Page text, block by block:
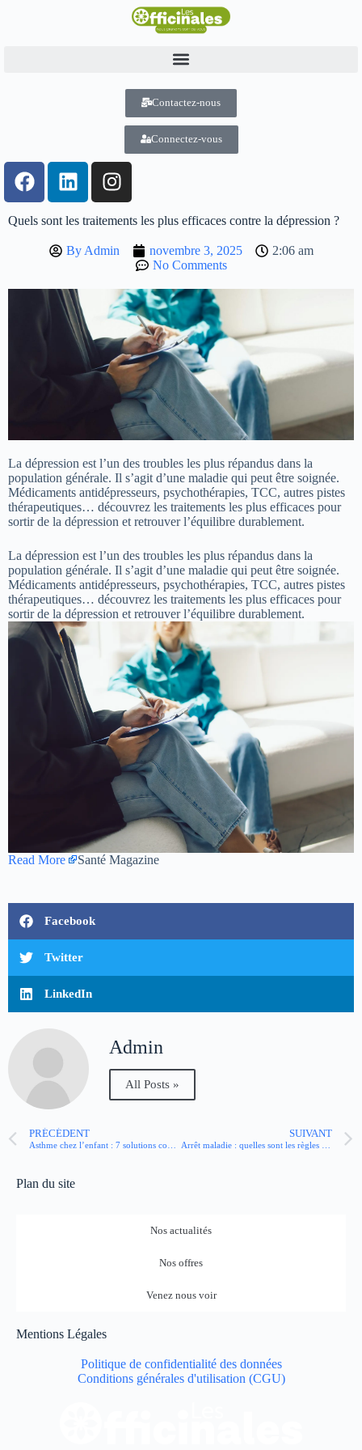
Contactez-nous
Connectez-vous
Quels sont les traitements les plus efficaces contre la dépression ?
ByAdmin novembre 3, 2025
2:06 am
No Comments
La dépression est l’un des troubles les plus répandus dans la
population générale. Il s’agit d’une maladie qui peut être soignée.
Médicaments antidépresseurs, psychothérapies, TCC, autres pistes
thérapeutiques… découvrez les traitements les plus efficaces pour
sortir de la dépression et retrouver l’équilibre durablement.
La dépression est l’un des troubles les plus répandus dans la
population générale. Il s’agit d’une maladie qui peut être soignée.
Médicaments antidépresseurs, psychothérapies, TCC, autres pistes
thérapeutiques… découvrez les traitements les plus efficaces pour
sortir de la dépression et retrouver l’équilibre durablement.
Read More Santé Magazine
Facebook
Twitter
LinkedIn
Admin
All Posts »
PRÉCÉDENT SUIVANT
Plan du site
Nos actualités
Nos offres
Venez nous voir
Mentions Légales
Politique de confidentialité des données
Conditions générales d'utilisation (CGU)